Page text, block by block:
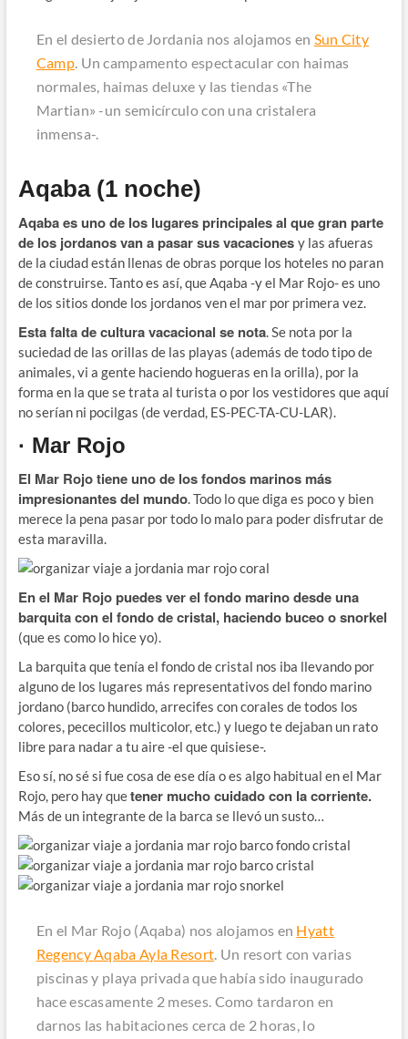
En el desierto de Jordania nos alojamos en Sun City
Camp. Un campamento espectacular con haimas
normales, haimas deluxe y las tiendas «The
Martian» -un semicírculo con una cristalera
inmensa-.
Aqaba (1 noche)
Aqaba es uno de los lugares principales al que gran parte
de los jordanos van a pasar sus vacaciones y las afueras
de la ciudad están llenas de obras porque los hoteles no paran
de construirse. Tanto es así, que Aqaba -y el Mar Rojo- es uno
de los sitios donde los jordanos ven el mar por primera vez.
Esta falta de cultura vacacional se nota. Se nota por la
suciedad de las orillas de las playas (además de todo tipo de
animales, vi a gente haciendo hogueras en la orilla), por la
forma en la que se trata al turista o por los vestidores que aquí
no serían ni pocilgas (de verdad, ES-PEC-TA-CU-LAR).
· Mar Rojo
El Mar Rojo tiene uno de los fondos marinos más
impresionantes del mundo. Todo lo que diga es poco y bien
merece la pena pasar por todo lo malo para poder disfrutar de
esta maravilla.
En el Mar Rojo puedes ver el fondo marino desde una
barquita con el fondo de cristal, haciendo buceo o snorkel
(que es como lo hice yo).
La barquita que tenía el fondo de cristal nos iba llevando por
alguno de los lugares más representativos del fondo marino
jordano (barco hundido, arrecifes con corales de todos los
colores, pececillos multicolor, etc.) y luego te dejaban un rato
libre para nadar a tu aire -el que quisiese-.
Eso sí, no sé si fue cosa de ese día o es algo habitual en el Mar
Rojo, pero hay quetener mucho cuidado con la corriente.
Más de un integrante de la barca se llevó un susto…
En el Mar Rojo (Aqaba) nos alojamos en Hyatt
Regency Aqaba Ayla Resort. Un resort con varias
piscinas y playa privada que había sido inaugurado
hace escasamente 2 meses. Como tardaron en
darnos las habitaciones cerca de 2 horas, lo